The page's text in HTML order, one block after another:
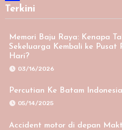
Terkini
Memori Baju Raya: Kenapa
Sekeluarga Kembali ke Pusat
Hari?
03/16/2026
Percutian Ke Batam Indonesia
05/14/2025
Accident motor di depan